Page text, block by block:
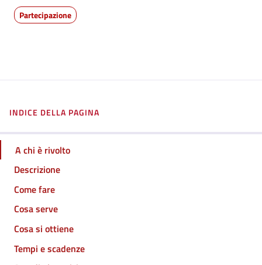
Partecipazione
INDICE DELLA PAGINA
A chi è rivolto
Descrizione
Come fare
Cosa serve
Cosa si ottiene
Tempi e scadenze